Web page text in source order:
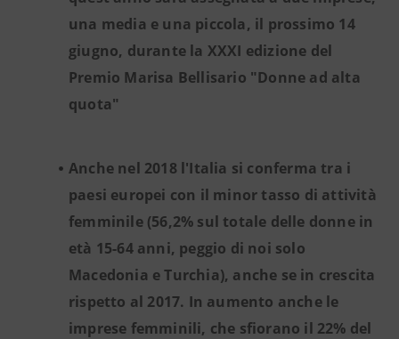
una media e una piccola, il prossimo 14
giugno, durante la XXXI edizione del
Premio Marisa Bellisario "Donne ad alta
quota"
Anche nel 2018 l'Italia si conferma tra i
paesi europei con il minor tasso di attività
femminile (56,2% sul totale delle donne in
età 15-64 anni, peggio di noi solo
Macedonia e Turchia), anche se in crescita
rispetto al 2017. In aumento anche le
imprese femminili, che sfiorano il 22% del